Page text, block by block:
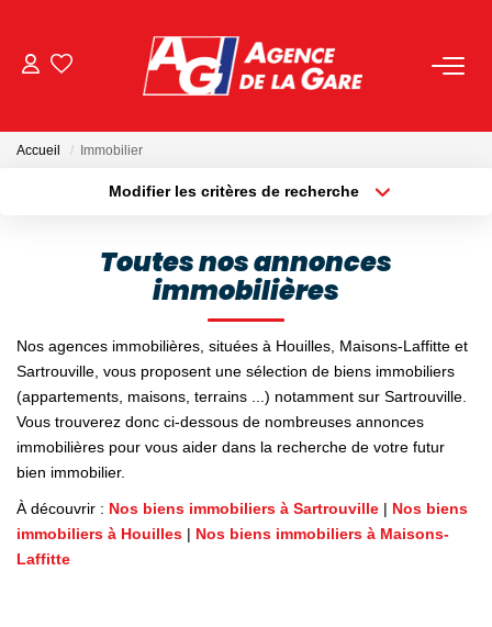
NOS AGENCES
Toutes Les Agences
Nos Témoignages
Nos Actualités
Accueil Immobilier
Modifier les critères de recherche
Budget max
Toutes nos annonces
immobilières
Nos agences immobilières, situées à Houilles, Maisons-Laffitte et
Sartrouville, vous proposent une sélection de biens immobiliers
(appartements, maisons, terrains ...) notamment sur Sartrouville.
Vous trouverez donc ci-dessous de nombreuses annonces
immobilières pour vous aider dans la recherche de votre futur
bien immobilier.
À découvrir : Nos biens immobiliers à Sartrouville | Nos biens
immobiliers à Houilles | Nos biens immobiliers à Maisons-
Laffitte